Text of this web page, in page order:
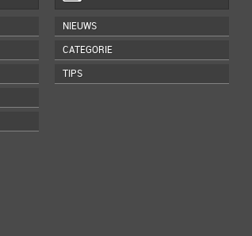
NIEUWS
CATEGORIE
TIPS